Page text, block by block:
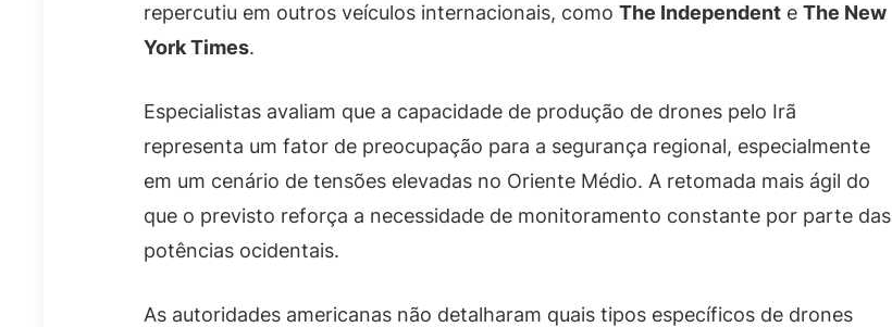
repercutiu em outros veículos internacionais, como The Independent e The New
York Times.
Especialistas avaliam que a capacidade de produção de drones pelo Irã
representa um fator de preocupação para a segurança regional, especialmente
em um cenário de tensões elevadas no Oriente Médio. A retomada mais ágil do
que o previsto reforça a necessidade de monitoramento constante por parte das
potências ocidentais.
As autoridades americanas não detalharam quais tipos específicos de drones